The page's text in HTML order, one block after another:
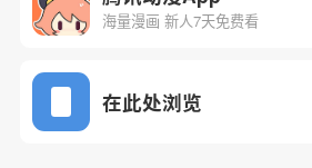
海量漫画 新人7天免费看
在此处浏览